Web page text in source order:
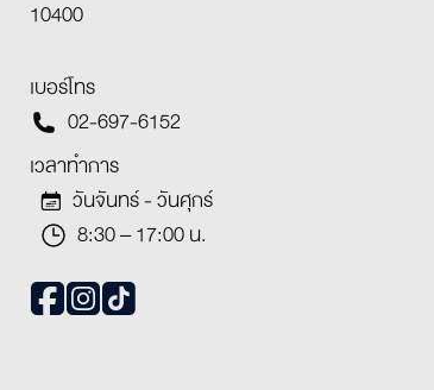
10400
เบอร์โทร
02-697-6152
เวลาทำการ
วันจันทร์ - วันศุกร์
8:30 – 17:00 น.